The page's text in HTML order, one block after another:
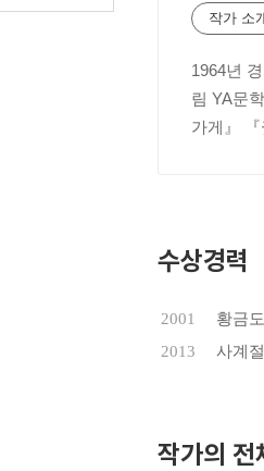
작가 소
1964년
림 YA문
가게』
수상경력
2001
황금
2013
사계
작가의 전